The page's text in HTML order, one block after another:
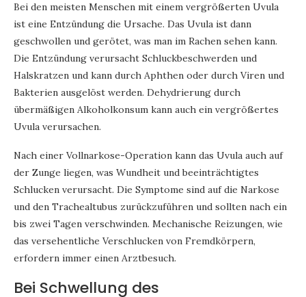
Bei den meisten Menschen mit einem vergrößerten Uvula
ist eine Entzündung die Ursache. Das Uvula ist dann
geschwollen und gerötet, was man im Rachen sehen kann.
Die Entzündung verursacht Schluckbeschwerden und
Halskratzen und kann durch Aphthen oder durch Viren und
Bakterien ausgelöst werden. Dehydrierung durch
übermäßigen Alkoholkonsum kann auch ein vergrößertes
Uvula verursachen.
Nach einer Vollnarkose-Operation kann das Uvula auch auf
der Zunge liegen, was Wundheit und beeinträchtigtes
Schlucken verursacht. Die Symptome sind auf die Narkose
und den Trachealtubus zurückzuführen und sollten nach ein
bis zwei Tagen verschwinden. Mechanische Reizungen, wie
das versehentliche Verschlucken von Fremdkörpern,
erfordern immer einen Arztbesuch.
Bei Schwellung des